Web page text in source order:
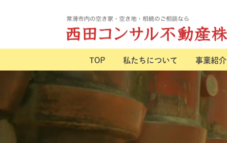
TOP 私たちについて 事業紹介